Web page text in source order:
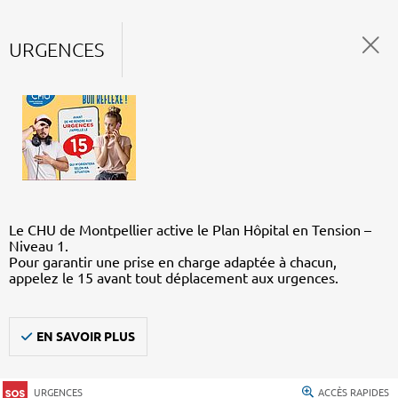
URGENCES
Le CHU de Montpellier active le Plan Hôpital en Tension –
Niveau 1.
Pour garantir une prise en charge adaptée à chacun,
appelez le 15 avant tout déplacement aux urgences.
EN SAVOIR PLUS
URGENCES ACCÈS RAPIDES